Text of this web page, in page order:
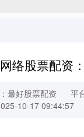
络股票配资
最好股票配资 平
10-17 09:44:57